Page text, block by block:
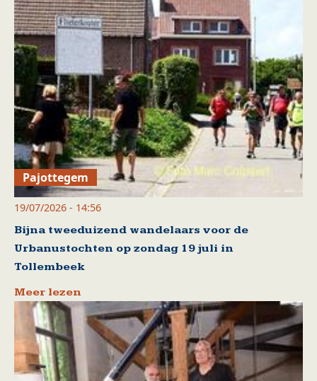
Pajottegem
19/07/2026 - 14:56
Bijna tweeduizend wandelaars voor de
Urbanustochten op zondag 19 juli in
Tollembeek
Meer lezen